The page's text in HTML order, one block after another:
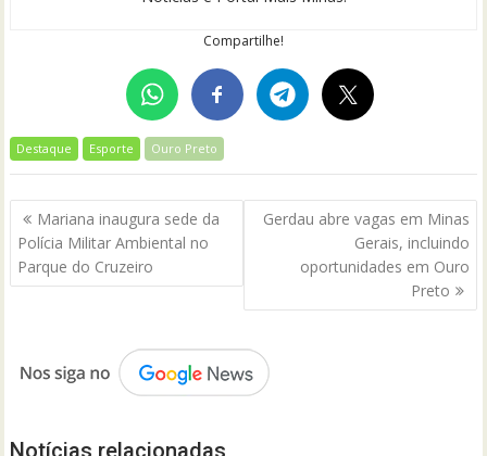
Compartilhe!
Destaque Esporte Ouro Preto
Navegação
de
Post
Mariana inaugura sede da
Polícia Militar Ambiental no
Parque do Cruzeiro
Gerdau abre vagas em Minas
Gerais, incluindo
oportunidades em Ouro
Preto
Notícias relacionadas